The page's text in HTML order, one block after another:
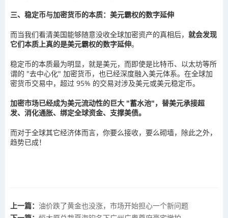
三、稳定币与加密货币的本质：美元霸权的数字延伸
而当我们看清美国能够随意没收全球加密资产的真相后， 就会发现
它们本质上真的是美元霸权的数字延伸。
稳定币的本质最为明显，就是美元，而即使是比特币、以太坊等所
谓的 "去中心化" 加密货币，也已经深度融入美元体系。在全球加
密货币交易中，超过 95% 的交易对涉及美元或美元稳定币。
加密市场已经成为美元流动性的巨大 "蓄水池"，替美元承接超
发、消化通胀、绑定全球资金、支撑美债。
而对于全球其它经济体而言，你要么接收，要么砌墙，除此之外，
趋势已成！
上一篇： 油价跌了黄金也没涨，市场开始担心一个新问题